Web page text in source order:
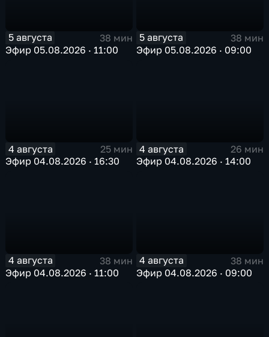
5 августа
38 мин
Эфир 05.08.2026 · 11:00
5 августа
38 мин
Эфир 05.08.2026 · 09:00
4 августа
25 мин
Эфир 04.08.2026 · 16:30
4 августа
26 мин
Эфир 04.08.2026 · 14:00
4 августа
38 мин
Эфир 04.08.2026 · 11:00
4 августа
38 мин
Эфир 04.08.2026 · 09:00